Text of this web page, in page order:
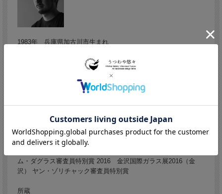
1983年 兵庫県加古川市生まれ
2008年 富山ガラス工房勤務
2011年 4月「Kohei Glass Studio 凛」設立
2017年 2月「Kohei Glass Studio」を射水市に移転
富山現代ガラス大賞展 特別賞（準グランプリ） 2008 第4回
黄金崎ガラスの器展 VESSELS（静岡）入選 2009 '09 富山市
美術展 大賞 2009 越中アートフェスタ2009 奨励賞 2010
ム・ダグラス審査員特別賞 2016 金沢国際ガラス展2016（金
沢） ヤン・ゾリチャック審査員特別賞
所蔵